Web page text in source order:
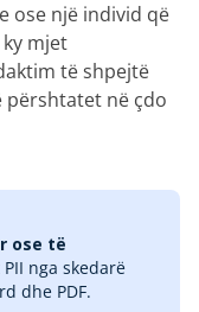
ose një individ që
mjet
të shpejtë
përshtatet në çdo
ose të
nga skedarë
dhe PDF.